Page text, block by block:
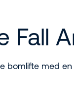
Fall
bomlifte med